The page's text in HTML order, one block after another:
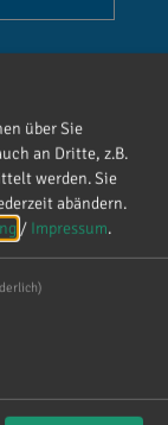
Es
über Sie
an Dritte, z.B.
werden. Sie
abändern.
/ Impressum.